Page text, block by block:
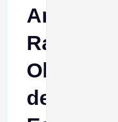
Arc
Raiders:
de